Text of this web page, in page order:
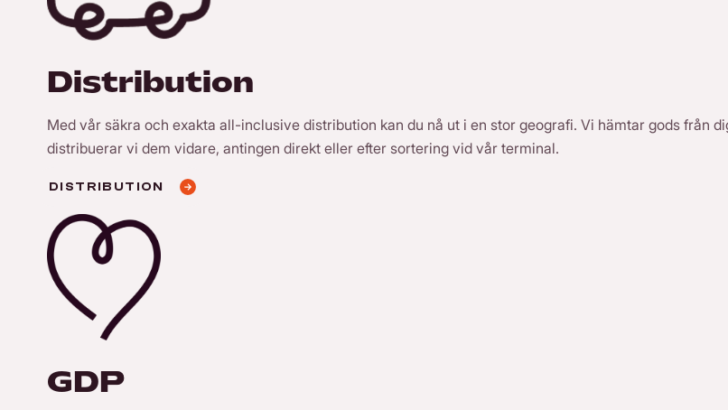
Distribution
Med vår säkra och exakta all-inclusive distribution kan du nå ut i en stor geografi. Vi hämtar gods från
distribuerar vi dem vidare, antingen direkt eller efter sortering vid vår terminal.
DISTRIBUTION
GDP